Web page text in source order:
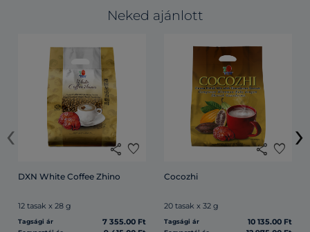
Neked ajánlott
share favorite
DXN White Coffee Zhino
12 tasak x 28 g
Tagsági ár 7 355.00 Ft
share favorite
Cocozhi
20 tasak x 32 g
Tagsági ár 10 135.00 Ft
‹ ›